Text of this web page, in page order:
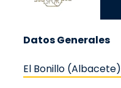
Datos Generales
El Bonillo (Albacete)